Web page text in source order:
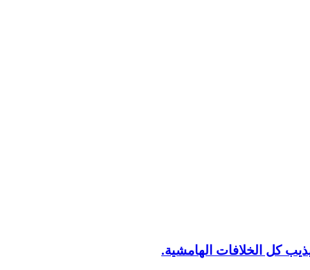
كل الخلافات الهامشية.